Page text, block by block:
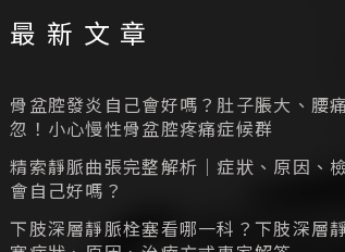
最新文章
骨盆腔發炎自己會好嗎？肚子脹大、腰
忽！小心慢性骨盆腔疼痛症候群
精索靜脈曲張完整解析｜症狀、原因、
會自己好嗎？
下肢深層靜脈栓塞看哪一科？下肢深層